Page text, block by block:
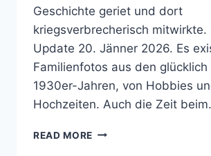
Geschichte geriet und dort
kriegsverbrecherisch mitwirkte.
Update 20. Jänner 2026. Es
Familienfotos aus den
1930er-Jahren, von Hobbies
Hochzeiten. Auch die Zeit
READ MORE DAS